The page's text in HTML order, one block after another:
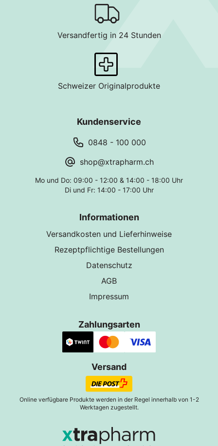
Versandfertig in 24 Stunden
Schweizer Originalprodukte
Kundenservice
0848 - 100 000
shop@xtrapharm.ch
Mo und Do: 09:00 - 12:00 & 14:00 - 18:00 Uhr
Di und Fr: 14:00 - 17:00 Uhr
Informationen
Versandkosten und Lieferhinweise
Rezeptpflichtige Bestellungen
Datenschutz
AGB
Impressum
Zahlungsarten
Versand
Online verfügbare Produkte werden in der Regel innerhalb von 1-2
Werktagen zugestellt.